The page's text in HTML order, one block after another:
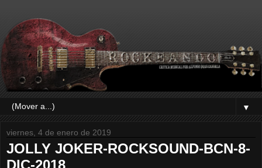
▼
viernes, 4 de enero de 2019
JOLLY JOKER-ROCKSOUND-BCN-8-
DIC-2018